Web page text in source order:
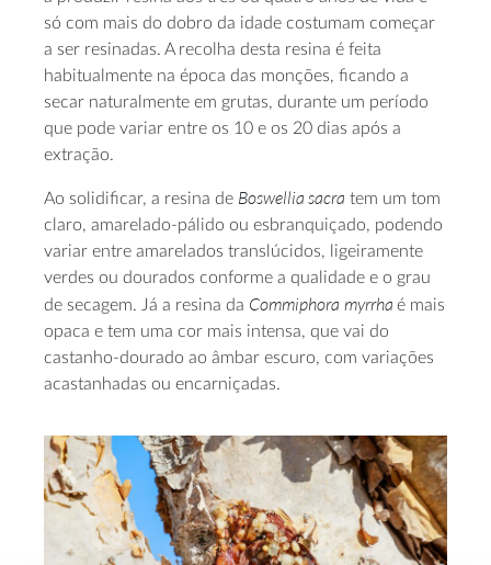
só com mais do dobro da idade costumam começar
a ser resinadas. A recolha desta resina é feita
habitualmente na época das monções, ficando a
secar naturalmente em grutas, durante um período
que pode variar entre os 10 e os 20 dias após a
extração.
Ao solidificar, a resina de Boswellia sacra tem um tom
claro, amarelado-pálido ou esbranquiçado, podendo
variar entre amarelados translúcidos, ligeiramente
verdes ou dourados conforme a qualidade e o grau
de secagem. Já a resina da Commiphora myrrha é mais
opaca e tem uma cor mais intensa, que vai do
castanho-dourado ao âmbar escuro, com variações
acastanhadas ou encarniçadas.